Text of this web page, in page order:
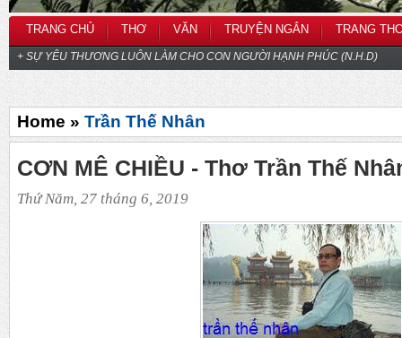
TRANG CHỦ THƠ VĂN TRUYỆN NGẮN TRANG
+ SỰ YÊU THƯƠNG LUÔN LÀM CHO CON NGƯỜI HẠNH PHÚC (N.H.D)
Home » Trần Thế Nhân
CƠN MÊ CHIỀU - Thơ Trần Thế
Thứ Năm, 27 tháng 6, 2019